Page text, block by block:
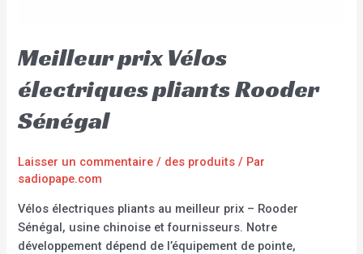
Meilleur prix Vélos
électriques pliants Rooder
Sénégal
Laisser un commentaire / des produits / Par
sadiopape.com
Vélos électriques pliants au meilleur prix – Rooder
Sénégal, usine chinoise et fournisseurs. Notre
développement dépend de l’équipement de pointe,